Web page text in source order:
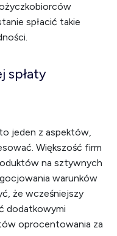
spłacić takie
spłaty
jeden z aspektów,
Większość firm
na sztywnych
warunków
że wcześniejszy
dodatkowymi
oprocentowania za